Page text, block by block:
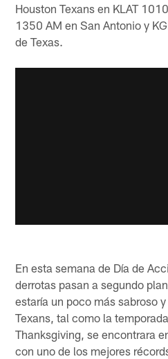
Houston Texans en KLAT
1350 AM en San Antonio y
de Texas.
En esta semana de Día de
derrotas pasan a segundo
estaría un poco más sabroso
Texans, tal como la
Thanksgiving, se encontrara
con uno de los mejores